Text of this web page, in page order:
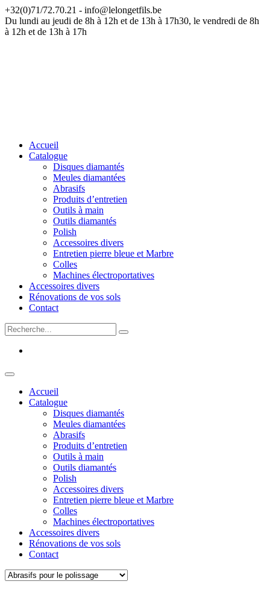
+32(0)71/72.70.21 - info@lelongetfils.be
Du lundi au jeudi de 8h à 12h et de 13h à 17h30, le vendredi de 8h
à 12h et de 13h à 17h
Accueil
Catalogue
Disques diamantés
Meules diamantées
Abrasifs
Produits d’entretien
Outils à main
Outils diamantés
Polish
Accessoires divers
Entretien pierre bleue et Marbre
Colles
Machines électroportatives
Accessoires divers
Rénovations de vos sols
Contact
Accueil
Catalogue
Disques diamantés
Meules diamantées
Abrasifs
Produits d’entretien
Outils à main
Outils diamantés
Polish
Accessoires divers
Entretien pierre bleue et Marbre
Colles
Machines électroportatives
Accessoires divers
Rénovations de vos sols
Contact
ATTENTION — Nos bureaux sont fermés du 17 juillet au 9